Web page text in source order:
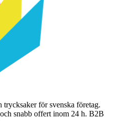
trycksaker för svenska företag.
snabb offert inom 24 h. B2B